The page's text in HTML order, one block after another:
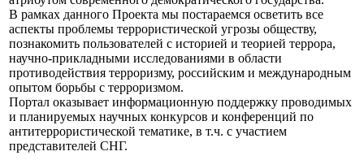
В рамках данного Проекта мы постараемся осветить все
аспекты проблемы террористической угрозы обществу,
познакомить пользователей с историей и теорией террора,
научно-прикладными исследованиями в области
противодействия терроризму, российским и международным
опытом борьбы с терроризмом.
Портал оказывает информационную поддержку проводимых
и планируемых научных конкурсов и конференций по
антитеррористической тематике, в т.ч. с участием
представителей СНГ.